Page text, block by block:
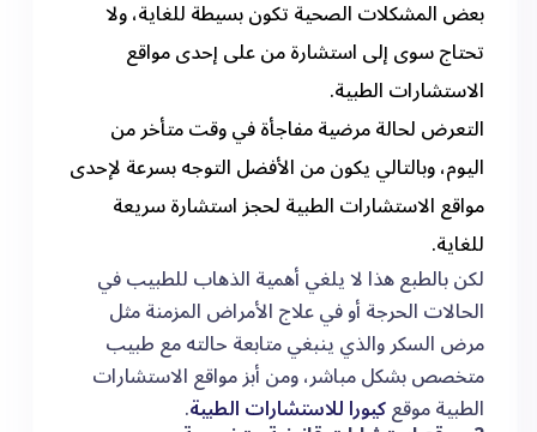
بعض المشكلات الصحية تكون بسيطة للغاية، ولا
تحتاج سوى إلى استشارة من على إحدى مواقع
الاستشارات الطبية.
التعرض لحالة مرضية مفاجأة في وقت متأخر من
اليوم، وبالتالي يكون من الأفضل التوجه بسرعة لإحدى
مواقع الاستشارات الطبية لحجز استشارة سريعة
للغاية.
لكن بالطبع هذا لا يلغي أهمية الذهاب للطبيب في
الحالات الحرجة أو في علاج الأمراض المزمنة مثل
مرض السكر والذي ينبغي متابعة حالته مع طبيب
متخصص بشكل مباشر، ومن أبز مواقع الاستشارات
الطبية موقعكيورا للاستشارات الطبية.